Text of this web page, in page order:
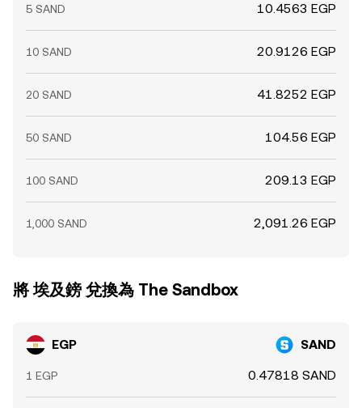
5 SAND 10.4563 EGP
10 SAND 20.9126 EGP
20 SAND 41.8252 EGP
50 SAND 104.56 EGP
100 SAND 209.13 EGP
1,000 SAND 2,091.26 EGP
將 埃及鎊 兌換為 The Sandbox
EGP SAND
1 EGP 0.47818 SAND